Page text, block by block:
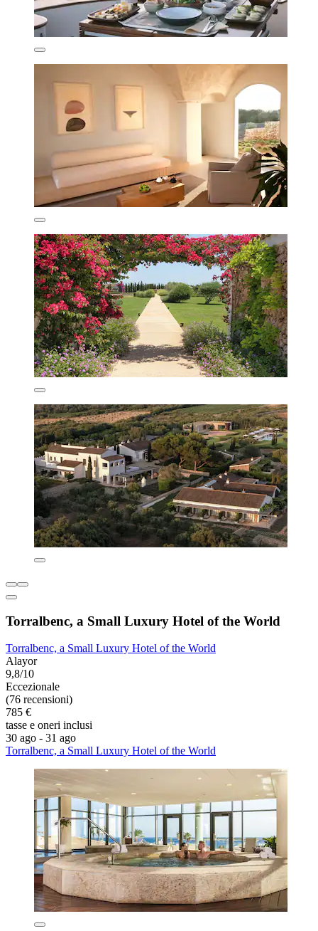
Torralbenc, a Small Luxury Hotel of the World
Torralbenc, a Small Luxury Hotel of the World
Alayor
9,8/10
Eccezionale
(76 recensioni)
785 €
tasse e oneri inclusi
30 ago - 31 ago
Torralbenc, a Small Luxury Hotel of the World